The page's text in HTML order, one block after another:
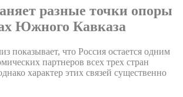
разные точки опоры
Южного Кавказа
показывает, что Россия остается одним
партнеров всех трех стран
характер этих связей существенно